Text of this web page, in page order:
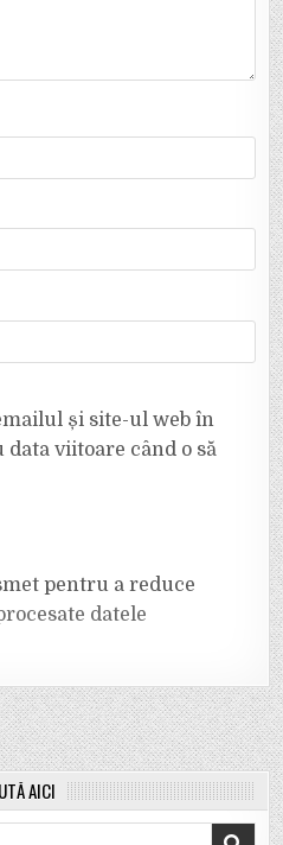
și site-ul web în
viitoare când o să
pentru a reduce
datele
AICI